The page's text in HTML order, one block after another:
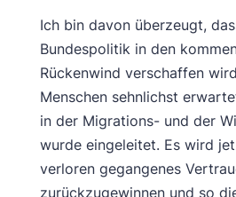
Ich bin davon überzeugt,
Bundespolitik in den
Rückenwind verschaffen
Menschen sehnlichst
in der Migrations- und der
wurde eingeleitet. Es wird
verloren gegangenes
zurückzugewinnen und so